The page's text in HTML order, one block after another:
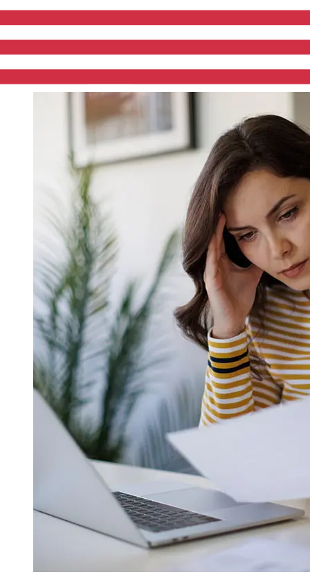
從丹麥到Nykredit Bank 美國國際轉帳的到帳時間取決於付
款方式和交易時間。國際銀行轉帳通常需要 1 至 5 個工作
天。銀行假日和安檢等因素也可能影響送貨。查看Nykredit
Bank A/S的截止時間，以避免延誤。